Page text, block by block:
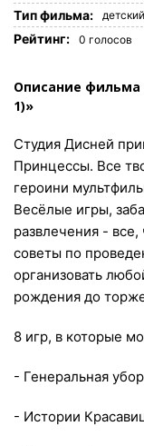
Tип фильма: детский
Рейтинг: 0 голосов
Описание фильма
1)»
Cтудия Дисней
Принцессы. Все
героини
Весёлые игры,
развлечения - все,
советы по
организовать
рождения до
8 игр, в которые
- Генеральная
- Истории